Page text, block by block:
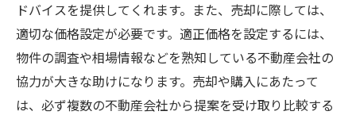
ドバイスを提供してくれます。また、売却に際しては、
適切な価格設定が必要です。適正価格を設定するには、
物件の調査や相場情報などを熟知している不動産会社の
協力が大きな助けになります。売却や購入にあたって
は、必ず複数の不動産会社から提案を受け取り比較する